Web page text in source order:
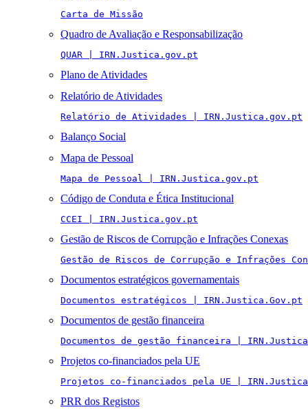
Carta de Missão
Quadro de Avaliação e Responsabilização
QUAR | IRN.Justica.gov.pt
Plano de Atividades
Relatório de Atividades
Relatório de Atividades | IRN.Justica.gov.pt
Balanço Social
Mapa de Pessoal
Mapa de Pessoal | IRN.Justica.gov.pt
Código de Conduta e Ética Institucional
CCEI | IRN.Justica.gov.pt
Gestão de Riscos de Corrupção e Infrações Conexas
Gestão de Riscos de Corrupção e Infrações
Documentos estratégicos governamentais
Documentos estratégicos | IRN.Justica.Gov.pt
Documentos de gestão financeira
Documentos de gestão financeira |
Projetos co-financiados pela UE
Projetos co-financiados pela UE |
PRR dos Registos